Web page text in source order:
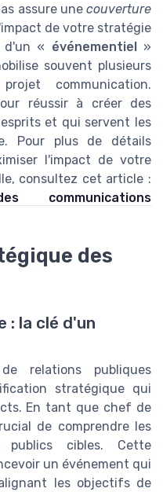
assure une couverture
de votre stratégie
d'un « événementiel»
souvent plusieurs
communication.
réussir à créer des
et qui servent les
Pour plus de détails
l'impact de votre
consultez cet article :
communications
des
: la clé d'un
relations publiques
stratégique qui
En tant que chef de
de comprendre les
cibles. Cette
un événement qui
les objectifs de